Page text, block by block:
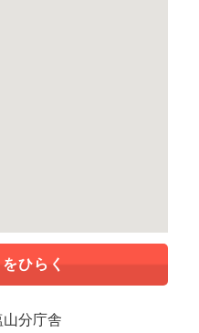
ひらく
山分庁舎